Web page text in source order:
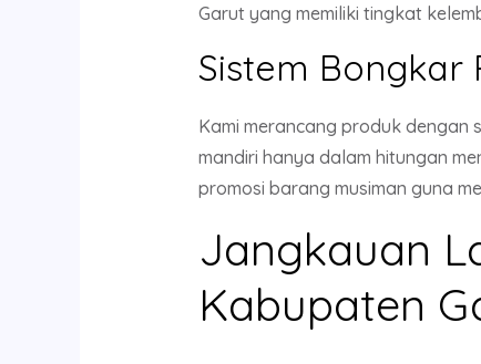
Garut yang memiliki tingkat
Sistem Bongkar
Kami merancang produk dengan
mandiri hanya dalam hitungan
promosi barang musiman guna
Jangkauan
Kabupaten